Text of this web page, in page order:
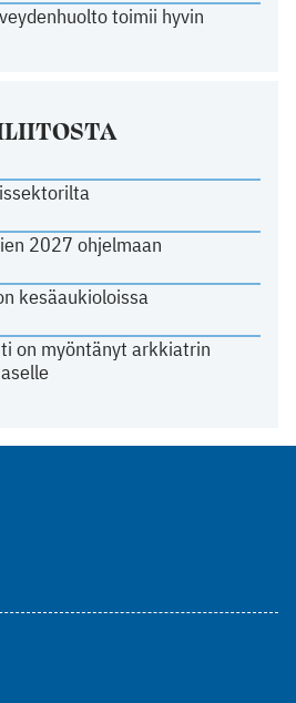
toimii hyvin
2027 ohjelmaan
kesäaukioloissa
on myöntänyt arkkiatrin